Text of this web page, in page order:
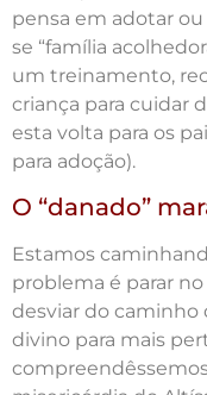
pensa em adotar
se “família
um treinamento,
criança para cuidar
esta volta para os
para adoção).
O “danado”
Estamos
problema é parar
desviar do caminho
divino para mais